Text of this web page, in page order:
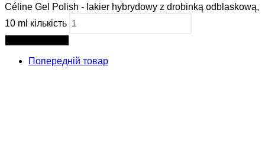
Céline Gel Polish - lakier hybrydowy z drobinką odblaskową,
10 ml кількість
Попередній товар